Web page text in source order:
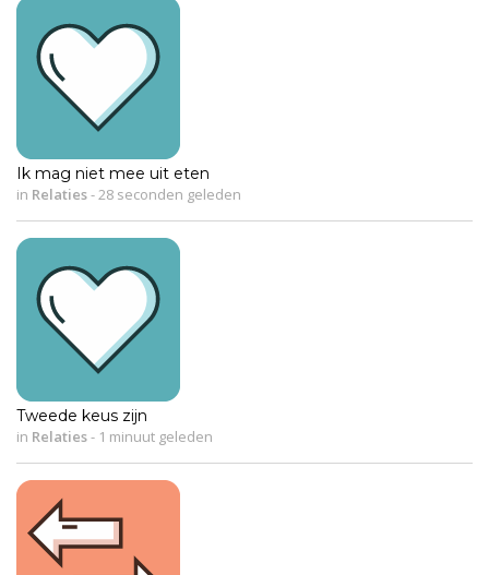
Ik mag niet mee uit eten
in Relaties-28 seconden geleden
Tweede keus zijn
in Relaties- 1 minuut geleden